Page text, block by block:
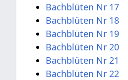
Bachblüten Nr 17
Bachblüten Nr 18
Bachblüten Nr 19
Bachblüten Nr 20
Bachblüten Nr 21
Bachblüten Nr 22